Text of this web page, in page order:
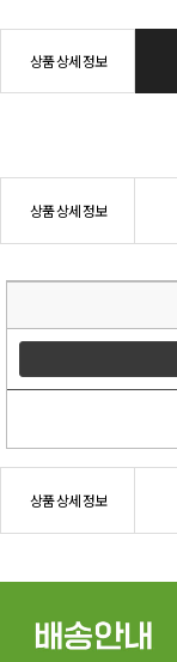
상품 상세 정보
상품 상세 정보
상품 상세 정보